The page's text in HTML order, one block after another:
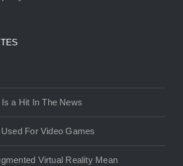
a Hit In The News
For Video Games
Virtual Reality Mean